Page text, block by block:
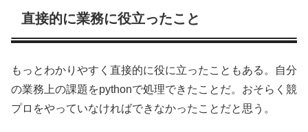
直接的に業務に役立ったこと
もっとわかりやすく直接的に役に立ったこともある。自分
の業務上の課題をpythonで処理できたことだ。おそらく競
プロをやっていなければできなかったことだと思う。